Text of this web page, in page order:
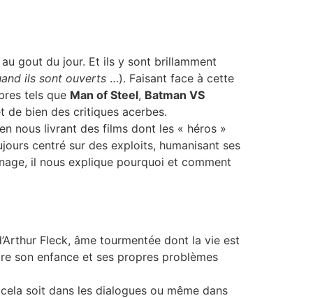
gout du jour. Et ils y sont brillamment
ils sont ouverts …). Faisant face à cette
tels que Man of Steel, Batman VS
de bien des critiques acerbes.
nous livrant des films dont les « héros »
centré sur des exploits, humanisant ses
il nous explique pourquoi et comment
Fleck, âme tourmentée dont la vie est
son enfance et ses propres problèmes
soit dans les dialogues ou même dans